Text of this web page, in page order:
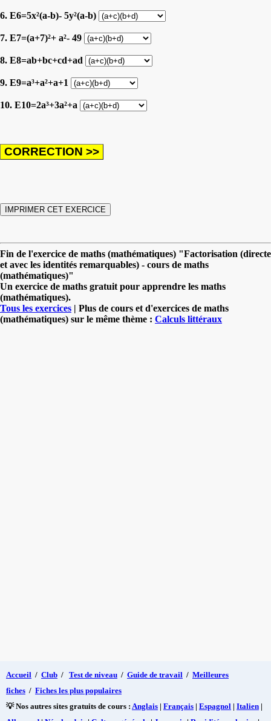
6. E6=5x²(a-b)- 5y²(a-b)
7. E7=(a+7)²+ a²- 49
8. E8=ab+bc+cd+ad
9. E9=a³+a²+a+1
10. E10=2a³+3a²+a
Fin de l'exercice de maths (mathématiques) "Factorisation (directe
et avec les identités remarquables) - cours de maths
(mathématiques)"
Un exercice de maths gratuit pour apprendre les maths
(mathématiques).
Tous les exercices | Plus de cours et d'exercices de maths
(mathématiques) sur le même thème : Calculs littéraux
Accueil / Club / Test de niveau / Guide de travail / Meilleures
fiches / Fiches les plus populaires
💡 Nos autres sites gratuits de cours : Anglais | Français | Espagnol | Italien |